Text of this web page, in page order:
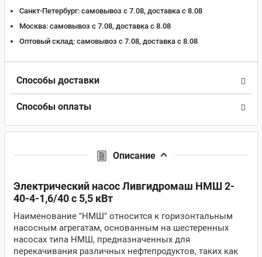
Санкт-Петербург: самовывоз с 7.08, доставка c 8.08
Москва: самовывоз с 7.08, доставка c 8.08
Оптовый склад: самовывоз с 7.08, доставка c 8.08
Способы доставки
Способы оплаты
Описание
Электрический насос Ливгидромаш НМШ 2-
40-4-1,6/40 c 5,5 кВт
Наименование "НМШ" относится к горизонтальным
насосным агрегатам, основанным на шестеренных
насосах типа НМШ, предназначенных для
перекачивания различных нефтепродуктов, таких как